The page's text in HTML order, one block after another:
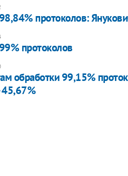
протоколов:
протоколов
обработки 99,15%